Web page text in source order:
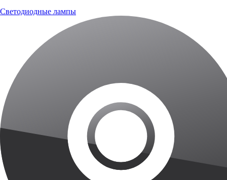
Светодиодные лампы